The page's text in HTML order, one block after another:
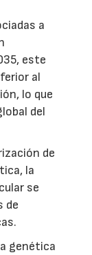
a
este
al
lo que
del
de
la
se
de
genética